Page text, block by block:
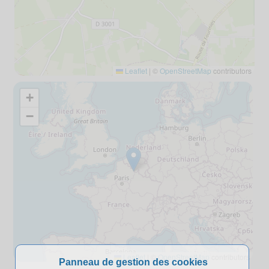
Leaflet | © OpenStreetMap contributors
+
−
Leaflet © OpenStreetMap
Panneau de gestion des cookies